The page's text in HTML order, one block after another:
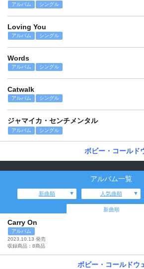
アルバム シングル
Loving You
アルバム シングル
Words
アルバム シングル
Catwalk
アルバム シングル
ジャマイカ・センチメンタル
アルバム シングル
ボビー・コールド
アルバム一覧
新曲順 人気曲順
新曲順
Carry On
アルバム
2023.10.13 発売
収録商品：8商品
ボビー・コールドウ